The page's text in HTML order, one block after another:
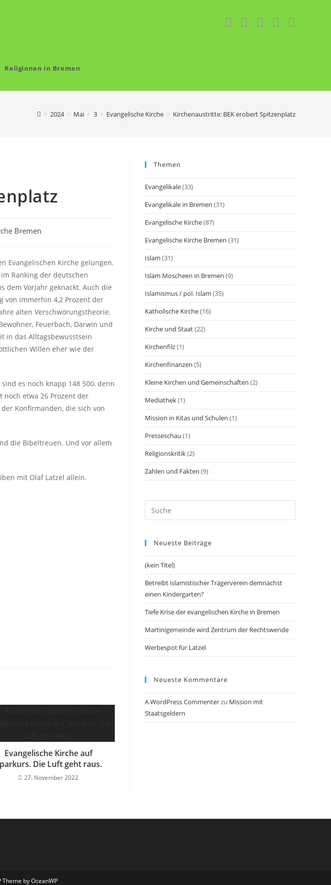
Religionen in Bremen
> 2024 > Mai > 3 > Evangelische Kirche > Kirchenaustritte: BEK erobert Spitzenplatz
Bremen
Evangelischen Kirche gelungen.
Ranking der deutschen
dem Vorjahr geknackt. Auch die
von immerhin 4,2 Prozent der
alten Verschwörungstheorie.
Feuerbach, Darwin und
in das Alltagsbewusstsein
Willen eher wie der
es noch knapp 148 500, denn
noch etwa 26 Prozent der
Konfirmanden, die sich von
die Bibeltreuen. Und vor allem
mit Olaf Latzel allein.
Evangelische Kirche auf
Die Luft geht raus.
27. November 2022
Themen
Evangelikale(33)
Evangelikale in Bremen (31)
Evangelische Kirche(87)
Evangelische Kirche Bremen (31)
Islam (31)
Islam Moscheen in Bremen (9)
Islamismus / pol. Islam (35)
Katholische Kirche(16)
Kirche und Staat(22)
Kirchenfilz(1)
Kirchenfinanzen (5)
Kleine Kirchen und Gemeinschaften (2)
Mediathek(1)
Mission in Kitas und Schulen (1)
Presseschau (1)
Religionskritik(2)
Zahlen und Fakten (9)
Neueste Beiträge
(kein Titel)
Betreibt islamistischer Trägerverein demnächst
einen Kindergarten?
Tiefe Krise der evangelischen Kirche in Bremen
Martinigemeinde wird Zentrum der Rechtswende
Werbespot für Latzel
Neueste Kommentare
A WordPress Commenterzu Mission mit
Staatsgeldern
by OceanWP